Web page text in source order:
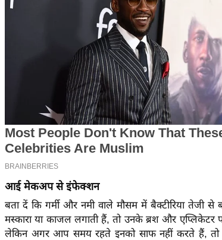
आई मेकअप से इंफेक्शन
बता दें कि गर्मी और नमी वाले मौसम में बैक्टीरिया तेजी से
मस्कारा या काजल लगाती हैं, तो उनके ब्रश और एप्लिकेटर
लेकिन अगर आप समय रहते इनको साफ नहीं करते हैं, तो